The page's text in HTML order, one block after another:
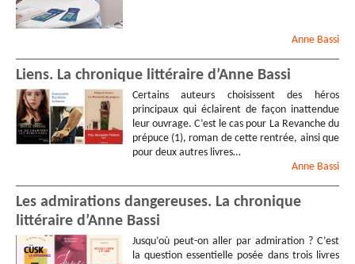
Anne Bassi
Liens. La chronique littéraire d’Anne Bassi
Certains auteurs choisissent des héros
principaux qui éclairent de façon inattendue
leur ouvrage. C’est le cas pour La Revanche du
prépuce (1), roman de cette rentrée, ainsi que
pour deux autres livres…
Anne Bassi
Les admirations dangereuses. La chronique
littéraire d’Anne Bassi
Jusqu’où peut-on aller par admiration ? C’est
la question essentielle posée dans trois livres